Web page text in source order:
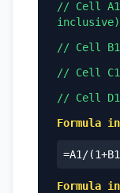
// Cell
inclusive)
// Cell
// Cell
// Cell D1:
Formula
=A1/
Formula